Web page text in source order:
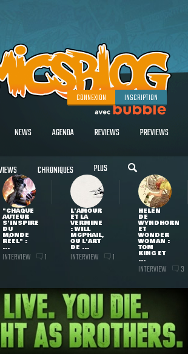
CONNEXION INSCRIPTION
NEWS AGENDA REVIEWS PREVIEWS
CHRONIQUES PLUS
"CHAQUE
AUTEUR
S'INSPIRE
DU
MONDE
RÉEL" :
...
INTERVIEW 1
L'AMOUR
ET LA
VERMINE
: WILL
MCPHAIL,
OU L'ART
DE ...
INTERVIEW 1
HELEN
DE
WYNDHORN
ET
WONDER
WOMAN :
TOM
KING ET
...
INTERVIEW 3